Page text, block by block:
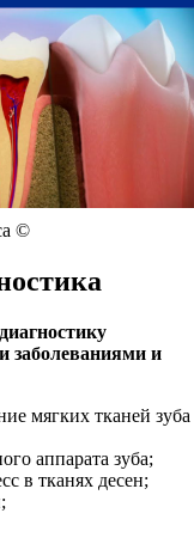
©
заболеваниями и
мягких тканей зуба
аппарата зуба;
в тканях десен;